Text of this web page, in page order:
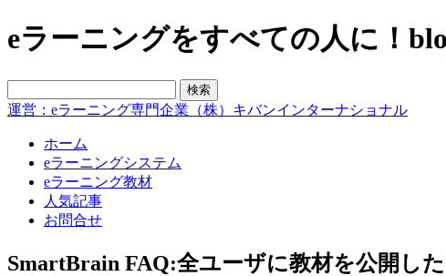
eラーニングをすべての人に！
運営：eラーニング専門企業（株）キバンインターナショナル
ホーム
eラーニングシステム
eラーニング教材
人気記事
お問合せ
SmartBrain FAQ:全ユーザに教材を公開し